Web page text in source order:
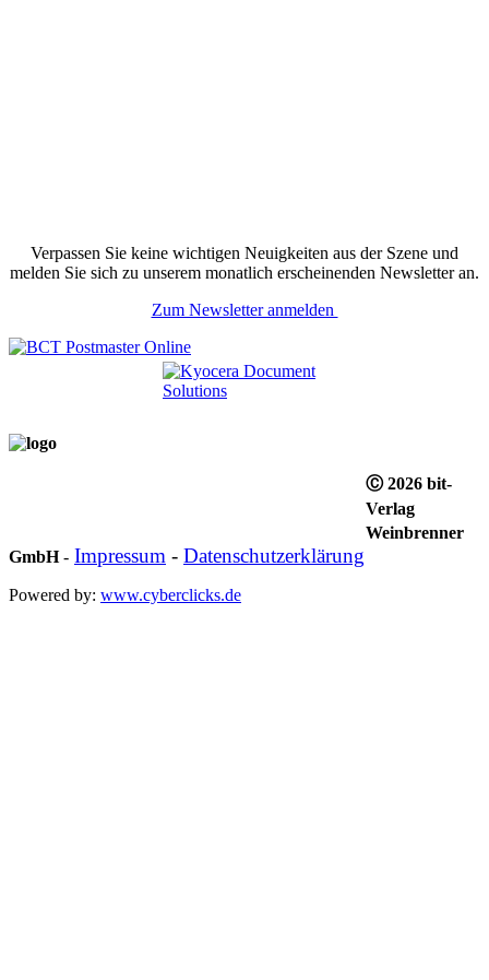
Verpassen Sie keine wichtigen Neuigkeiten aus der Szene und
melden Sie sich zu unserem monatlich erscheinenden Newsletter an.
Zum Newsletter anmelden
Ⓒ 2026 bit-
Verlag
Weinbrenner
GmbH- Impressum - Datenschutzerklärung
Powered by: www.cyberclicks.de